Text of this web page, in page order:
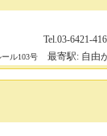
Tel.03-6421-
ル103号 最寄駅: 自由